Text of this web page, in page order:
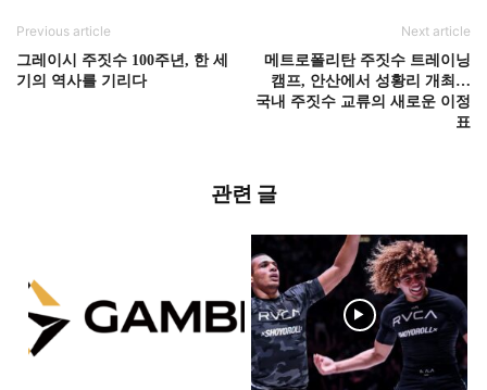
Previous article
그레이시 주짓수 100주년, 한 세
기의 역사를 기리다
Next article
메트로폴리탄 주짓수 트레이닝
캠프, 안산에서 성황리 개최…
국내 주짓수 교류의 새로운 이정
표
관련 글